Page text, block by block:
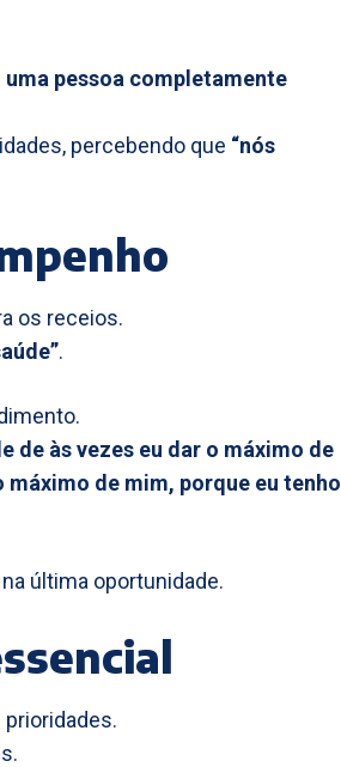
uma pessoa completamente
percebendo que “nós
os receios.
.
de às vezes eu dar o máximo de
máximo de mim, porque eu tenho
última oportunidade.